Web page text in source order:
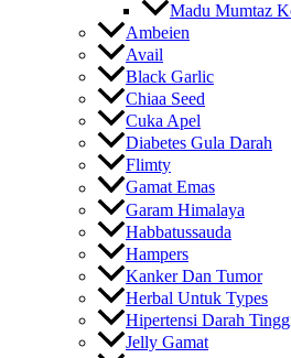
Madu Mumtaz
Ambeien
Avail
Black Garlic
Chiaa Seed
Cuka Apel
Diabetes Gula Darah
Flimty
Gamat Emas
Garam Himalaya
Habbatussauda
Hampers
Kanker Dan Tumor
Herbal Untuk Types
Hipertensi Darah
Jelly Gamat